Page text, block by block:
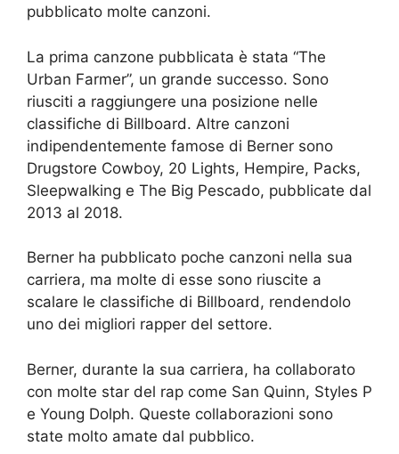
pubblicato molte canzoni.
La prima canzone pubblicata è stata “The
Urban Farmer”, un grande successo. Sono
riusciti a raggiungere una posizione nelle
classifiche di Billboard. Altre canzoni
indipendentemente famose di Berner sono
Drugstore Cowboy, 20 Lights, Hempire, Packs,
Sleepwalking e The Big Pescado, pubblicate dal
2013 al 2018.
Berner ha pubblicato poche canzoni nella sua
carriera, ma molte di esse sono riuscite a
scalare le classifiche di Billboard, rendendolo
uno dei migliori rapper del settore.
Berner, durante la sua carriera, ha collaborato
con molte star del rap come San Quinn, Styles P
e Young Dolph. Queste collaborazioni sono
state molto amate dal pubblico.